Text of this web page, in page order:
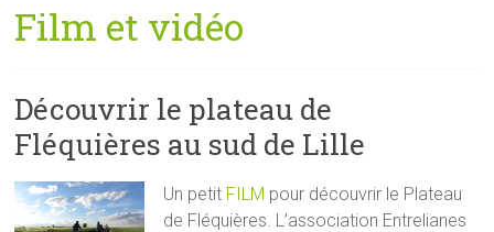
Film et vidéo
Découvrir le plateau de
Fléquières au sud de Lille
Un petit FILM pour découvrir le Plateau
de Fléquières. L’association Entrelianes